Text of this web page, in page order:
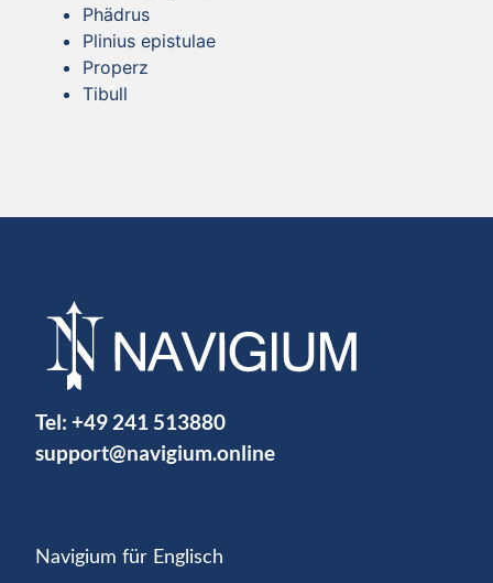
Phädrus
Plinius epistulae
Properz
Tibull
Tel: +49 241 513880
support@navigium.online
Navigium für Englisch